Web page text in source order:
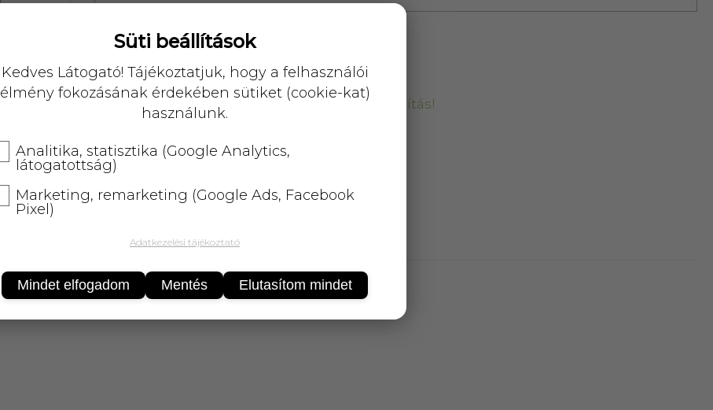
25 000 Ft felett 5 kg-ig ingyenes kiszállítás!
Süti beállítások
Kedves Látogató! Tájékoztatjuk, hogy a felhasználói
élmény fokozásának érdekében sütiket (cookie-kat)
használunk.
Analitika, statisztika (Google Analytics,
látogatottság)
Marketing, remarketing (Google Ads, Facebook
Pixel)
Adatkezelési tájékoztató
Mindet elfogadom Mentés Elutasítom mindet